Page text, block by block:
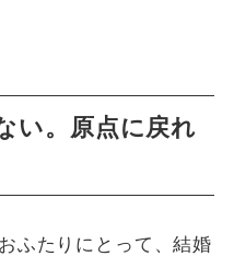
い。原点に戻れ
ふたりにとって、結婚